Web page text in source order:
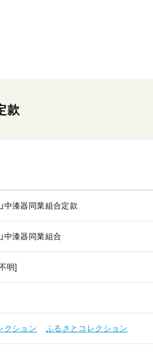
款
中漆器同業組合定款
中漆器同業組合
明]
クション ふるさとコレクション